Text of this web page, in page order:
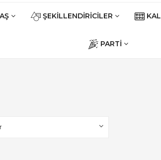
ŞEKILLENDIRICILER
PARTI